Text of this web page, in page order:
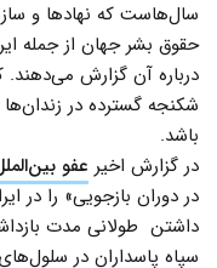
سال‌هاست که نهاد‌ها و
حقوق بشر جهان از جمله
درباره آن گزارش می‌دهند.
شکنجه گسترده در زندان‌ها
باشد.
در گزارش اخیر عفو
در دوران بازجویی» را در
داشتن طولانی مدت
سپاه پاسداران در